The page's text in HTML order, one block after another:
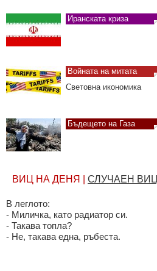
Иранската криза
Войната на митата
Световна икономика
Бъдещето на Газа
Недвижими имоти
Тест драйв
Новите автомобили от
ВИЦ НА ДЕНЯ | СЛУЧАЕН ВИЦ
В леглото:
- Миличка, като радиатор си.
- Такава топла?
- Не, такава една, ръбеста.